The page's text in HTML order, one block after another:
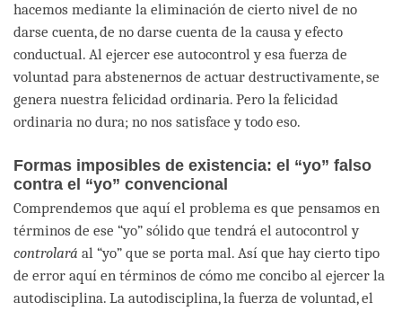
hacemos mediante la eliminación de cierto nivel de no
darse cuenta, de no darse cuenta de la causa y efecto
conductual. Al ejercer ese autocontrol y esa fuerza de
voluntad para abstenernos de actuar destructivamente, se
genera nuestra felicidad ordinaria. Pero la felicidad
ordinaria no dura; no nos satisface y todo eso.
Formas imposibles de existencia: el “yo” falso
contra el “yo” convencional
Comprendemos que aquí el problema es que pensamos en
términos de ese “yo” sólido que tendrá el autocontrol y
controlará al “yo” que se porta mal. Así que hay cierto tipo
de error aquí en términos de cómo me concibo al ejercer la
autodisciplina. La autodisciplina, la fuerza de voluntad, el